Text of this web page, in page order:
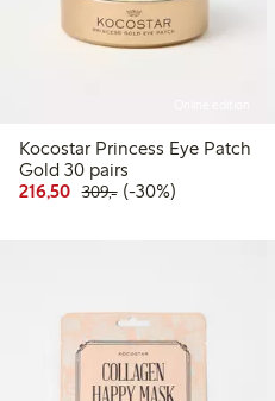
Kocostar Princess Eye Patch
Gold 30 pairs
216,50 Rabattert pris: 216,50 kr
309,-Vanlig pris: 309,00 kr
30% rabatt
(-30%)